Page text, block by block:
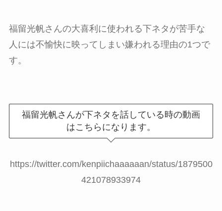
福留光帆さんの大喜利に使われる下ネタが苦手な
人には不愉快に映ってしまい嫌われる理由の1つで
す。
福留光帆さんが下ネタを話している時の動画
はこちらになります。
https://twitter.com/kenpiichaaaaaan/status/1879500
421078933974